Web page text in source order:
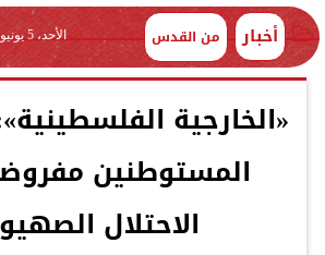
أخبار من القدس الأحد، 5 يونيو 2022
«الخارجية
المستوطنين
الاحتلال